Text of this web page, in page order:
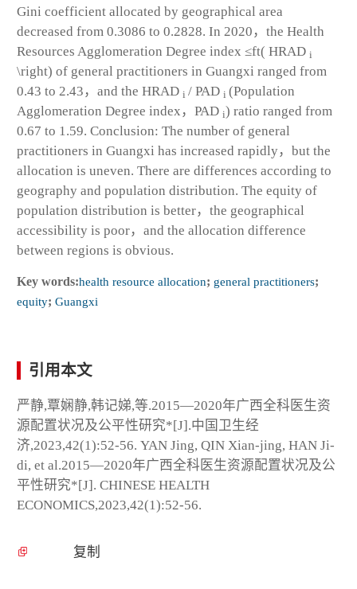
Gini coefficient allocated by geographical area
decreased from 0.3086 to 0.2828. In 2020，the Health
Resources Agglomeration Degree index ≤ft( HRAD i
\right) of general practitioners in Guangxi ranged from
0.43 to 2.43，and the HRAD i / PAD i (Population
Agglomeration Degree index，PAD i) ratio ranged from
0.67 to 1.59. Conclusion: The number of general
practitioners in Guangxi has increased rapidly，but the
allocation is uneven. There are differences according to
geography and population distribution. The equity of
population distribution is better，the geographical
accessibility is poor，and the allocation difference
between regions is obvious.
Key words:health resource allocation; general practitioners;
equity; Guangxi
引用本文
严静,覃娴静,韩记娣,等.2015—2020年广西全科医生资
源配置状况及公平性研究*[J].中国卫生经
济,2023,42(1):52-56. YAN Jing, QIN Xian-jing, HAN Ji-
di, et al.2015—2020年广西全科医生资源配置状况及公
平性研究*[J]. CHINESE HEALTH
ECONOMICS,2023,42(1):52-56.
复制